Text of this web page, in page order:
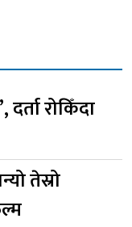
रोकिँदा
तेस्रो